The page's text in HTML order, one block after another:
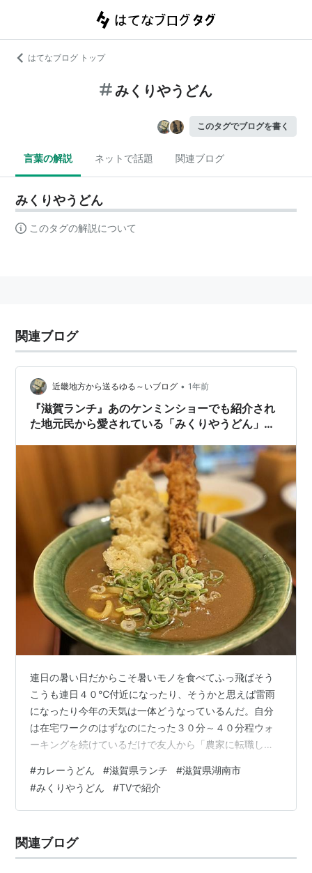
はてなブログ トップ
みくりやうどん
このタグでブログを書く
言葉の解説 ネットで話題 関連ブログ
みくりやうどん
このタグの解説について
関連ブログ
近畿地方から送るゆる～いブログ • 1年前
『滋賀ランチ』あのケンミンショーでも紹介され
た地元民から愛されている「みくりやうどん」の
連日の暑い日だからこそ暑いモノを食べてふっ飛ばそう
こうも連日４０℃付近になったり、そうかと思えば雷雨
になったり今年の天気は一体どうなっているんだ。自分
は在宅ワークのはずなのにたった３０分～４０分程ウォ
ーキングを続けているだけで友人から「農家に転職し
が田舎の子どもたちほど真っ黒に日焼けして、ちょっと
市内に行くと肌が白いのアレなんでしょうね。田舎の子
の体力凄いわ。この暑い中、網持ったり海パンになって
て話を戻して今回は滋賀県湖南市にある「みくりやうど
ん」に行って来ました。子どもの頃からずっと行って…
#カレーうどん #滋賀県ランチ #滋賀県湖南市
#みくりやうどん #TVで紹介
関連ブログ